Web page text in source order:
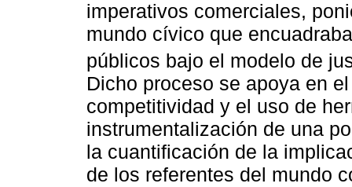
imperativos comerciales,
mundo cívico que
públicos bajo el modelo de
Dicho proceso se apoya en
competitividad y el uso de
instrumentalización de una
la cuantificación de la
de los referentes del mundo